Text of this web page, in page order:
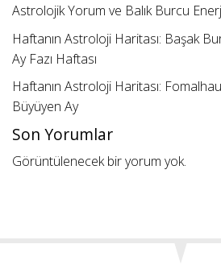
Astrolojik Yorum ve Balık Burcu
Haftanın Astroloji Haritası: Başak
Ay Fazı Haftası
Haftanın Astroloji Haritası: Fomalhaut
Büyüyen Ay
Son Yorumlar
Görüntülenecek bir yorum yok.